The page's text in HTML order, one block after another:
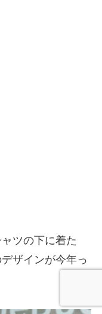
ツの下に着た
ザインが今年っ